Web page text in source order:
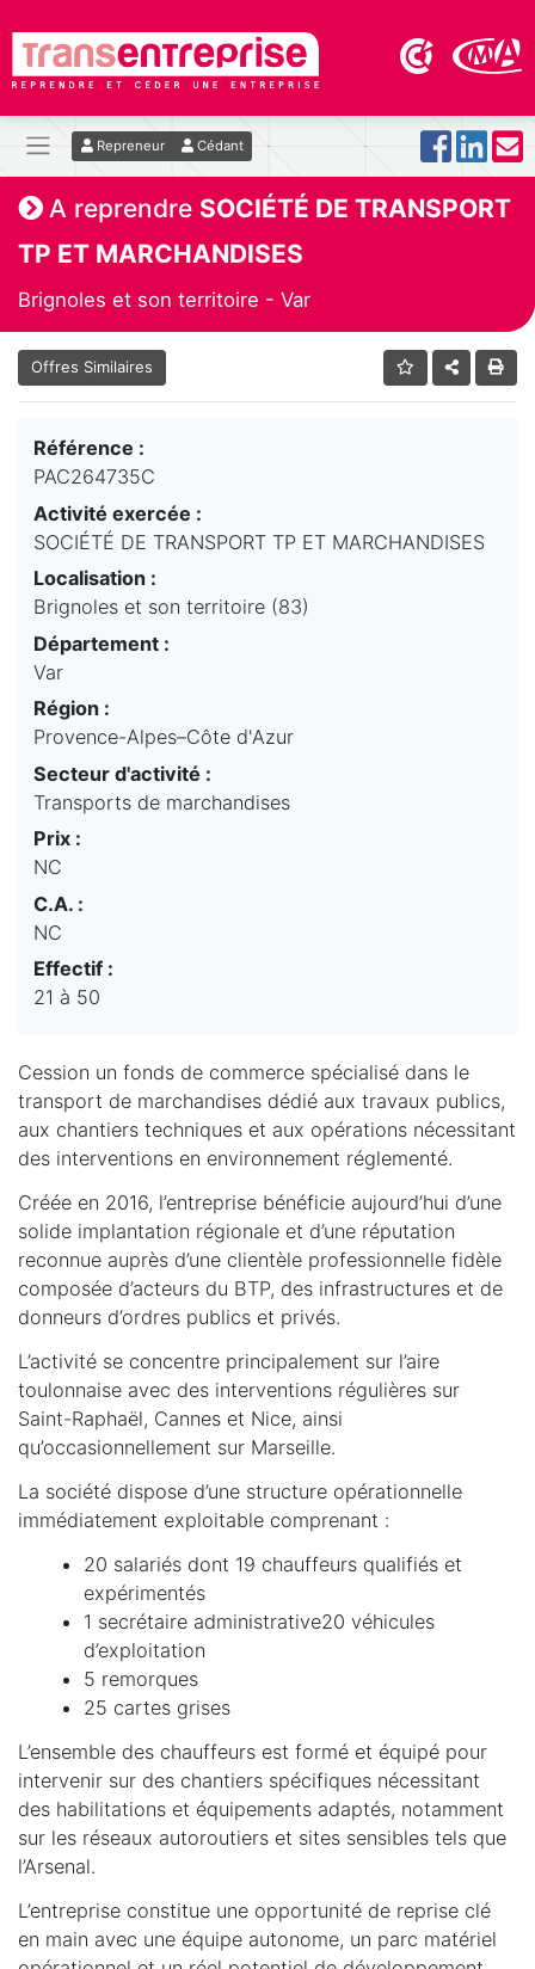
Repreneur Cédant
A reprendre SOCIÉTÉ DE TRANSPORT
TP ET MARCHANDISES
Brignoles et son territoire - Var
Offres Similaires
Référence :
PAC264735C
Activité exercée :
SOCIÉTÉ DE TRANSPORT TP ET MARCHANDISES
Localisation :
Brignoles et son territoire (83)
Département :
Var
Région :
Provence-Alpes–Côte d'Azur
Secteur d'activité :
Transports de marchandises
Prix :
NC
C.A. :
NC
Effectif :
21 à 50
Cession un fonds de commerce spécialisé dans le
transport de marchandises dédié aux travaux publics,
aux chantiers techniques et aux opérations nécessitant
des interventions en environnement réglementé.
Créée en 2016, l’entreprise bénéficie aujourd’hui d’une
solide implantation régionale et d’une réputation
reconnue auprès d’une clientèle professionnelle fidèle
composée d’acteurs du BTP, des infrastructures et de
donneurs d’ordres publics et privés.
L’activité se concentre principalement sur l’aire
toulonnaise avec des interventions régulières sur
Saint-Raphaël, Cannes et Nice, ainsi
qu’occasionnellement sur Marseille.
La société dispose d’une structure opérationnelle
immédiatement exploitable comprenant :
20 salariés dont 19 chauffeurs qualifiés et
expérimentés
1 secrétaire administrative20 véhicules
d’exploitation
5 remorques
25 cartes grises
L’ensemble des chauffeurs est formé et équipé pour
intervenir sur des chantiers spécifiques nécessitant
des habilitations et équipements adaptés, notamment
sur les réseaux autoroutiers et sites sensibles tels que
l’Arsenal.
L’entreprise constitue une opportunité de reprise clé
en main avec une équipe autonome, un parc matériel